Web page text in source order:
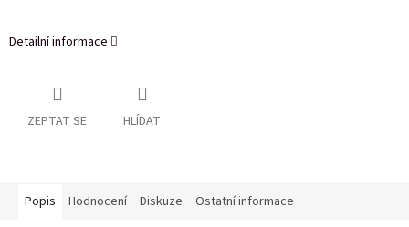
Detailní informace
ZEPTAT SE HLÍDAT
Popis Hodnocení Diskuze Ostatní informace